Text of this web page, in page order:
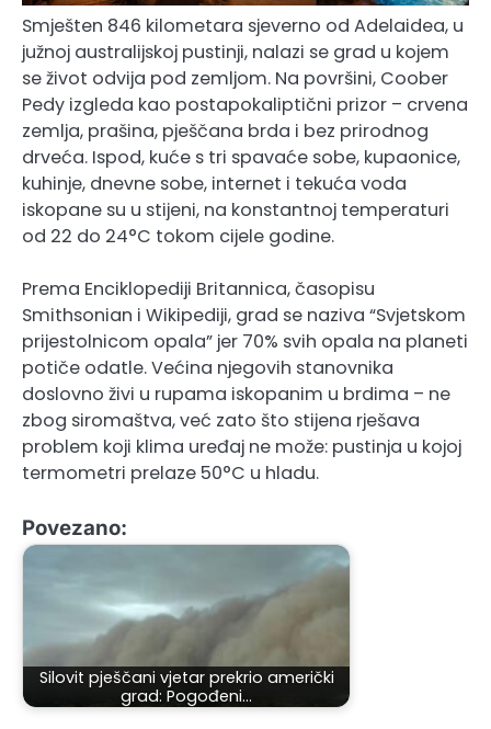
Smješten 846 kilometara sjeverno od Adelaidea, u
južnoj australijskoj pustinji, nalazi se grad u kojem
se život odvija pod zemljom. Na površini, Coober
Pedy izgleda kao postapokaliptični prizor – crvena
zemlja, prašina, pješčana brda i bez prirodnog
drveća. Ispod, kuće s tri spavaće sobe, kupaonice,
kuhinje, dnevne sobe, internet i tekuća voda
iskopane su u stijeni, na konstantnoj temperaturi
od 22 do 24°C tokom cijele godine.
Prema Enciklopediji Britannica, časopisu
Smithsonian i Wikipediji, grad se naziva “Svjetskom
prijestolnicom opala” jer 70% svih opala na planeti
potiče odatle. Većina njegovih stanovnika
doslovno živi u rupama iskopanim u brdima – ne
zbog siromaštva, već zato što stijena rješava
problem koji klima uređaj ne može: pustinja u kojoj
termometri prelaze 50°C u hladu.
Povezano:
Silovit pješčani vjetar prekrio američki
grad: Pogođeni…